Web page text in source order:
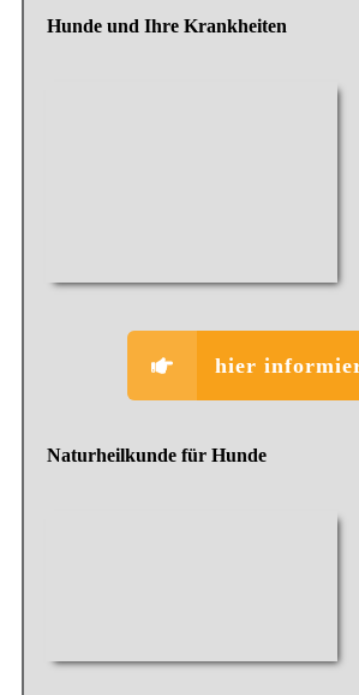
Hunde und Ihre Krankheiten
hier
Naturheilkunde für Hunde